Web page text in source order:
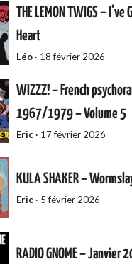
THE LEMON TWIGS –
Heart
Léo· 18 février 2026
WIZZZ! – French
1967/1979 – Volume 5
Eric· 17 février 2026
KULA SHAKER –
Eric· 5 février 2026
RADIO GNOME – Janvier